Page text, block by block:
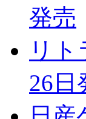
発売
リ
26日